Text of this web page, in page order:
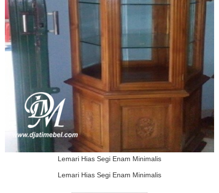
Lemari Hias Segi Enam Minimalis
Lemari Hias Segi Enam Minimalis